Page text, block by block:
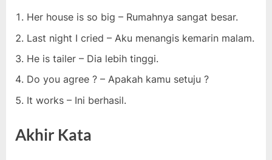
Her house is so big – Rumahnya sangat besar.
Last night I cried – Aku menangis kemarin malam.
He is tailer – Dia lebih tinggi.
Do you agree ? – Apakah kamu setuju ?
It works – Ini berhasil.
Akhir Kata